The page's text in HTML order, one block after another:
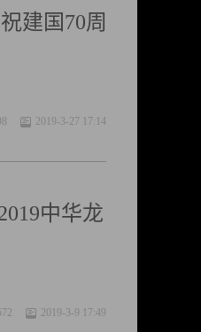
建国70周
2019-3-27 17:14
中华龙
2019-3-9 17:49